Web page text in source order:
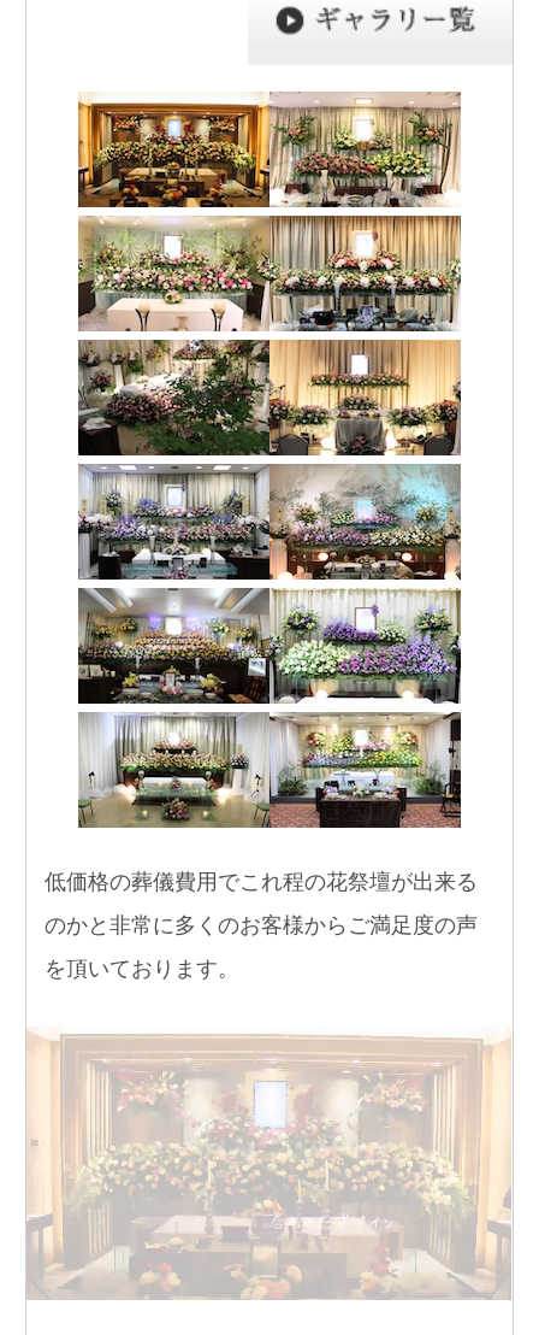
低価格の葬儀費用でこれ程の花祭壇が出来る
のかと非常に多くのお客様からご満足度の声
を頂いております。